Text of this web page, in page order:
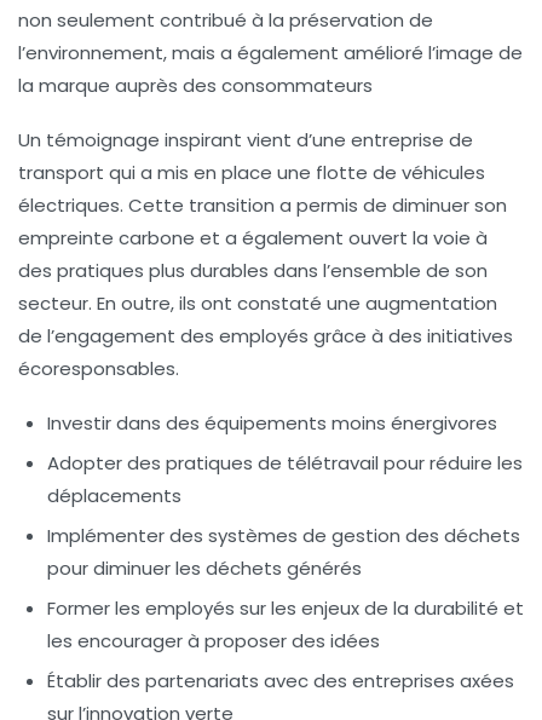
non seulement contribué à la préservation de
l’environnement, mais a également amélioré l’image de
la marque auprès des consommateurs
Un témoignage inspirant vient d’une entreprise de
transport qui a mis en place une flotte de véhicules
électriques. Cette transition a permis de diminuer son
empreinte carbone et a également ouvert la voie à
des pratiques plus durables dans l’ensemble de son
secteur. En outre, ils ont constaté une augmentation
de l’engagement des employés grâce à des initiatives
écoresponsables.
Investir dans des équipements moins énergivores
Adopter des pratiques de télétravail pour réduire les
déplacements
Implémenter des systèmes de gestion des déchets
pour diminuer les déchets générés
Former les employés sur les enjeux de la durabilité et
les encourager à proposer des idées
Établir des partenariats avec des entreprises axées
sur l’innovation verte